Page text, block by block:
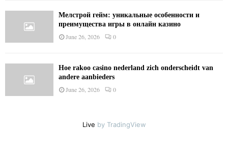
Мелстрой гейм: уникальные особенности и
преимущества игры в онлайн казино
June 26, 2026 0
Hoe rakoo casino nederland zich onderscheidt van
andere aanbieders
June 26, 2026 0
Live by TradingView